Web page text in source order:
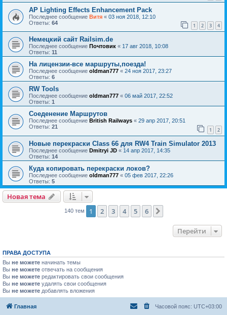
AP Lighting Effects Enhancement Pack
Последнее сообщение Витя « 03 ноя 2018, 12:10
Ответы: 64 1 2 3 4
Немецкий сайт Railsim.de
Последнее сообщение Почтовик « 17 авг 2018, 10:08
Ответы: 11
На лицензии-все маршруты,поезда!
Последнее сообщение oldman777 « 24 ноя 2017, 23:27
Ответы: 6
RW Tools
Последнее сообщение oldman777 « 06 май 2017, 22:52
Ответы: 1
Соеденение Маршрутов
Последнее сообщение British Railways « 29 апр 2017, 20:51
Ответы: 21 1 2
Новые перекраски Class 66 для RW4 Train Simulator 2013
Последнее сообщение Dmitryi JD « 14 апр 2017, 14:35
Ответы: 14
Куда копировать перекраски локов?
Последнее сообщение oldman777 « 05 фев 2017, 22:26
Ответы: 5
Новая тема
140 тем 1 2 3 4 5 6
Перейти
ПРАВА ДОСТУПА
Вы не можете начинать темы
Вы не можете отвечать на сообщения
Вы не можете редактировать свои сообщения
Вы не можете удалять свои сообщения
Вы не можете добавлять вложения
Главная Часовой пояс: UTC+03:00